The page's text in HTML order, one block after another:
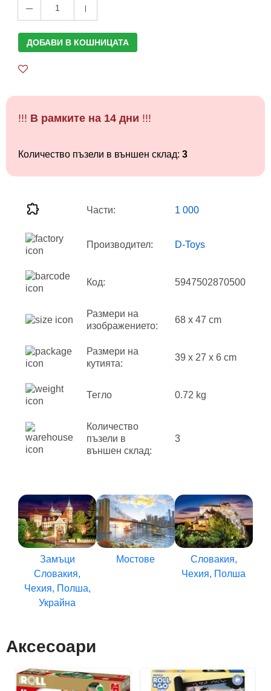
1
ДОБАВИ В КОШНИЦАТА
!!! В рамките на 14 дни !!!
Количество пъзели в външен склад: 3
Части: 1 000
Производител: D-Toys
Код: 5947502870500
Размери на
изображението:
68 x 47 cm
Размери на
кутията:
39 x 27 x 6 cm
Тегло 0.72 kg
Количество
пъзели в
външен склад:
3
Замъци
Словакия,
Чехия, Полша,
Украйна
Мостове
Словакия,
Чехия, Полша
Аксесоари